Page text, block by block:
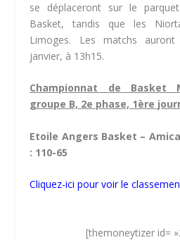
se déplaceront sur le
Basket, tandis que les
Limoges. Les matchs
janvier, à 13h15.
Championnat de Basket
groupe B, 2e phase, 1ère
Etoile Angers Basket –
: 110-65
Cliquez-ici pour voir le
[themoneytizer id=